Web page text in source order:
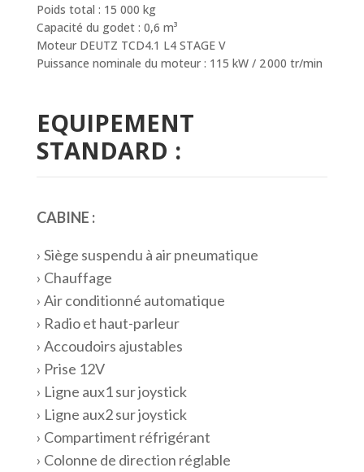
Poids total : 15 000 kg
Capacité du godet : 0,6 m³
Moteur DEUTZ TCD4.1 L4 STAGE V
Puissance nominale du moteur : 115 kW / 2 000 tr/min
EQUIPEMENT
STANDARD :
CABINE :
› Siège suspendu à air pneumatique
› Chauffage
› Air conditionné automatique
› Radio et haut-parleur
› Accoudoirs ajustables
› Prise 12V
› Ligne aux1 sur joystick
› Ligne aux2 sur joystick
› Compartiment réfrigérant
› Colonne de direction réglable